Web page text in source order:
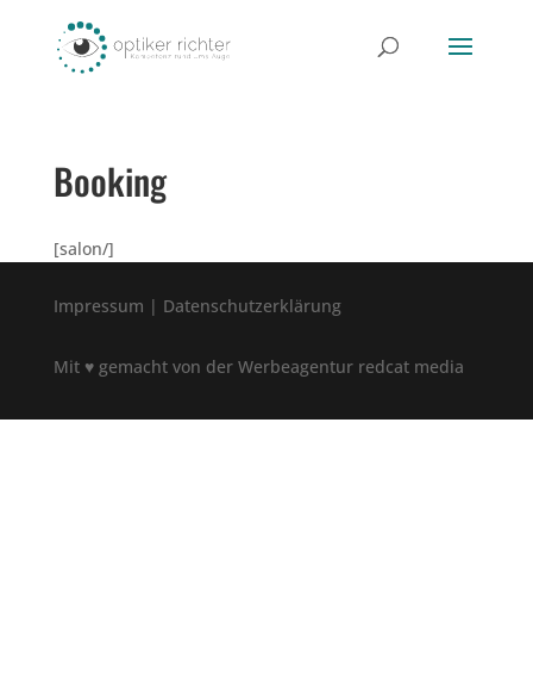
Booking
[salon/]
Impressum | Datenschutzerklärung
Mit ♥gemacht von der Werbeagentur redcat media